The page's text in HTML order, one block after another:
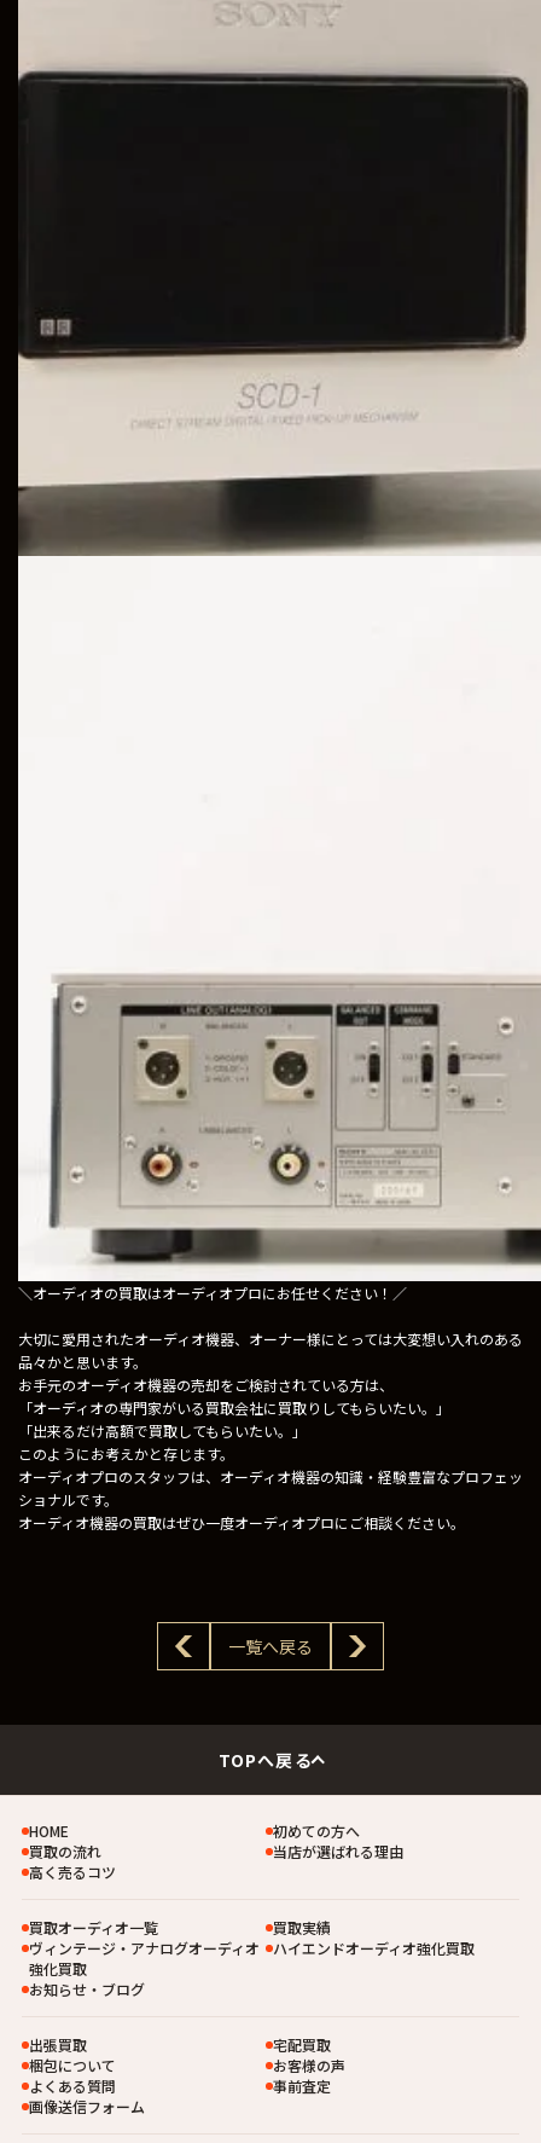
＼オーディオの買取はオーディオプロにお任せください！／
大切に愛用されたオーディオ機器、オーナー様にとっては大変想い入れのある
品々かと思います。
お手元のオーディオ機器の売却をご検討されている方は、
「オーディオの専門家がいる買取会社に買取りしてもらいたい。」
「出来るだけ高額で買取してもらいたい。」
このようにお考えかと存じます。
オーディオプロのスタッフは、 オーディオ機器の知識・経験豊富なプロフェッ
ショナルです。
オーディオ機器の買取はぜひ一度オーディオプロにご相談ください。
一覧へ戻る
TOPへ戻る
HOME
初めての方へ
買取の流れ
当店が選ばれる理由
高く売るコツ
買取オーディオ一覧
買取実績
ヴィンテージ・アナログオーディオ
強化買取
ハイエンドオーディオ強化買取
お知らせ・ブログ
出張買取
宅配買取
梱包について
お客様の声
よくある質問
事前査定
画像送信フォーム